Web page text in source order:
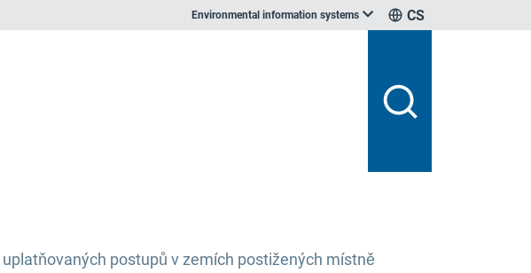
Environmental information systems CS
postupů v zemích postižených místně